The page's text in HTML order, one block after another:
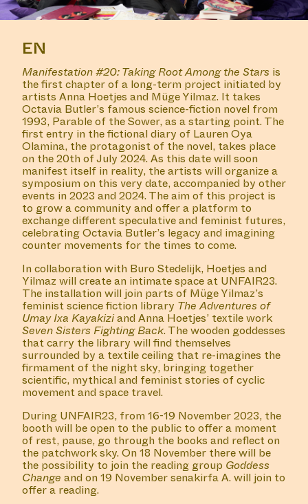
EN
Manifestation #20: Taking Root Among the Stars is
the first chapter of a long-term project initiated by
artists Anna Hoetjes and Müge Yilmaz. It takes
Octavia Butler’s famous science-fiction novel from
1993, Parable of the Sower, as a starting point. The
first entry in the fictional diary of Lauren Oya
Olamina, the protagonist of the novel, takes place
on the 20th ofJuly 2024. As this date will soon
manifest itself in reality, the artists will organize a
symposium on this very date, accompanied by other
events in 2023 and 2024. The aim of this project is
to grow a community and offer a platform to
exchange different speculative and feminist futures,
celebrating Octavia Butler’s legacy and imagining
counter movements for the times to come.
In collaboration with Buro Stedelijk, Hoetjes and
Yilmaz will create an intimate space at UNFAIR23.
The installation will join parts of Müge Yilmaz’s
feminist science fiction library The Adventures of
Umay Ixa Kayakiziand Anna Hoetjes’ textile work
Seven Sisters Fighting Back. The wooden goddesses
that carry the library will find themselves
surrounded by a textile ceiling that re-imagines the
firmament of the night sky, bringing together
scientific, mythical and feminist stories of cyclic
movement and space travel.
During UNFAIR23, from 16-19 November 2023, the
booth will be open to the public to offer a moment
of rest, pause, go through the books and reflect on
the patchwork sky. On 18 November there will be
the possibility to join the reading group Goddess
Change and on 19 November senakirfa A. will join to
offer a reading.